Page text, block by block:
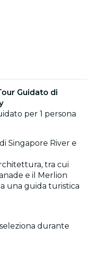
Guidato di
per 1 persona
Singapore River e
tra cui
e il Merlion
una guida turistica
durante